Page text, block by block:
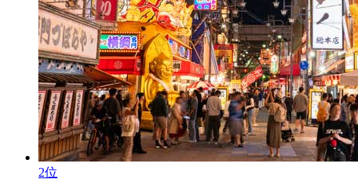
2位